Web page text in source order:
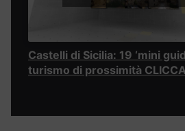
Castelli di Sicilia: 19 ‘mini
turismo di prossimità CLICCA